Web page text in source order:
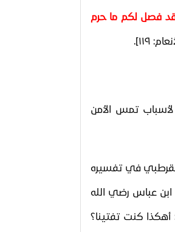
فصل لكم ما حرم
١١٩] .
لأسباب تمس الأمن
في تفسيره
ابن عباس رضي الله
أهكذا كنت تفتينا؟